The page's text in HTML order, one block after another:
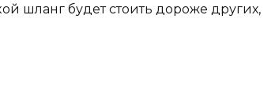
шланг будет стоить дороже других,